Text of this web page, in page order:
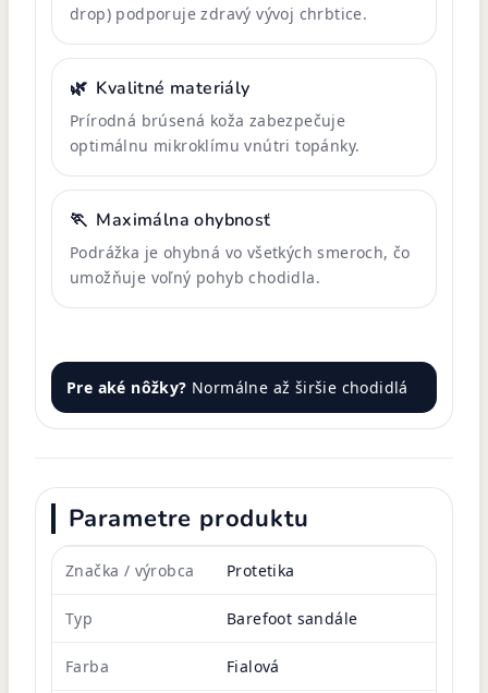
drop) podporuje zdravý vývoj chrbtice.
🌿 Kvalitné materiály
Prírodná brúsená koža zabezpečuje
optimálnu mikroklímu vnútri topánky.
🏃 Maximálna ohybnosť
Podrážka je ohybná vo všetkých smeroch, čo
umožňuje voľný pohyb chodidla.
Pre aké nôžky? Normálne až širšie chodidlá
Parametre produktu
Značka / výrobca Protetika
Typ Barefoot sandále
Farba Fialová